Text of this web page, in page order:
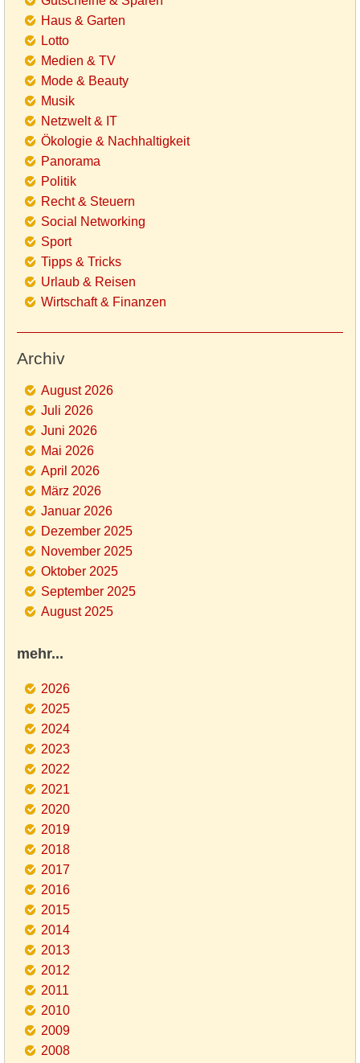
Haus & Garten
Lotto
Medien & TV
Mode & Beauty
Musik
Netzwelt & IT
Ökologie & Nachhaltigkeit
Panorama
Politik
Recht & Steuern
Social Networking
Sport
Tipps & Tricks
Urlaub & Reisen
Wirtschaft & Finanzen
Archiv
August 2026
Juli 2026
Juni 2026
Mai 2026
April 2026
März 2026
Januar 2026
Dezember 2025
November 2025
Oktober 2025
September 2025
August 2025
mehr...
2026
2025
2024
2023
2022
2021
2020
2019
2018
2017
2016
2015
2014
2013
2012
2011
2010
2009
2008